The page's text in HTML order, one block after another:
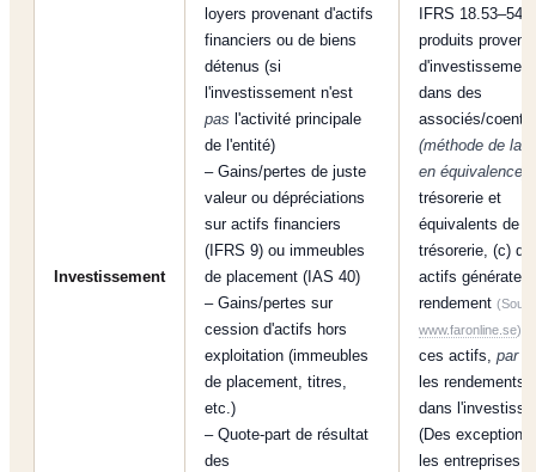
Investissement
loyers provenant d'actifs
financiers ou de biens
détenus (si
l'investissement n'est
pas l'activité principale
de l'entité)
– Gains/pertes de juste
valeur ou dépréciations
sur actifs financiers
(IFRS 9) ou immeubles
de placement (IAS 40)
– Gains/pertes sur
cession d'actifs hors
exploitation (immeubles
de placement, titres,
etc.)
– Quote-part de résultat
des
IFRS 18.53–54 :
produits
dans des
associés/
(méthode de la
en équivalence)
trésorerie et
équivalents de
trésorerie, (c)
actifs
rendement
www.faronline.se)
ces actifs, par
les rendements
dans
(Des exceptions
les entreprises